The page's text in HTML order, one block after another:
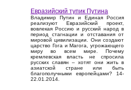
Евразийский тупик Путина
Владимир Путин и Единая Россия
реализуют Евразийский проект,
вовлекая Россию и русский народ в
период стагнации и отставания от
мировой цивилизации. Они создают
царство Гога и Магога, угрожающего
миру во всем мире. Почему
кремлевская власть не спросила
русских славян – хотят они жить в
азиатской стране или быть
благополучными европейцами? 14-
22.01.2014.